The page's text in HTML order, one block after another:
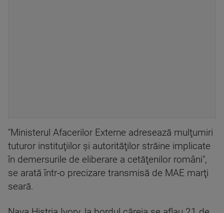
"Ministerul Afacerilor Externe adresează mulţumiri
tuturor instituţiilor şi autorităţilor străine implicate
în demersurile de eliberare a cetăţenilor români",
se arată într-o precizare transmisă de MAE marţi
seară.